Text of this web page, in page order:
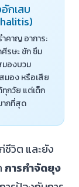
กเสบ
ำคาญ อาการ:
รษะ ชัก ซึม
มองบวม
มอง หรือเสีย
กวัย แต่เด็ก
ากที่สุด
ชีวิต และยัง
การกำจัดยุง